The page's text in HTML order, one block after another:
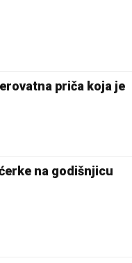
priča koja je
na godišnjicu